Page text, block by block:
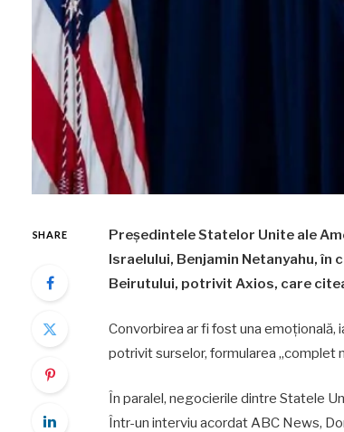
SHARE
Președintele Statelor Unite ale
Israelului, Benjamin Netanyahu,
Beirutului, potrivit Axios, care
Convorbirea ar fi fost una emoțională,
potrivit surselor, formularea „complet
În paralel, negocierile dintre Statele
Într-un interviu acordat ABC News,